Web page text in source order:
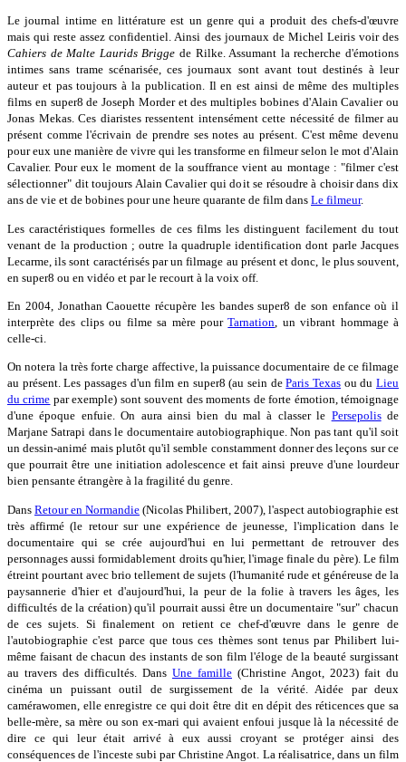
Le journal intime en littérature est un genre qui a produit des chefs-d'œuvre
mais qui reste assez confidentiel. Ainsi des journaux de Michel Leiris voir des
Cahiers de Malte Laurids Brigge de Rilke. Assumant la recherche d'émotions
intimes sans trame scénarisée, ces journaux sont avant tout destinés à leur
auteur et pas toujours à la publication. Il en est ainsi de même des multiples
films en super8 de Joseph Morder et des multiples bobines d'Alain Cavalier ou
Jonas Mekas. Ces diaristes ressentent intensément cette nécessité de filmer au
présent comme l'écrivain de prendre ses notes au présent. C'est même devenu
pour eux une manière de vivre qui les transforme en filmeur selon le mot d'Alain
Cavalier. Pour eux le moment de la souffrance vient au montage : "filmer c'est
sélectionner" dit toujours Alain Cavalier qui doit se résoudre à choisir dans dix
ans de vie et de bobines pour une heure quarante de film dans Le filmeur.
Les caractéristiques formelles de ces films les distinguent facilement du tout
venant de la production ; outre la quadruple identification dont parle Jacques
Lecarme, ils sont caractérisés par un filmage au présent et donc, le plus souvent,
en super8 ou en vidéo et par le recourt à la voix off.
En 2004, Jonathan Caouette récupère les bandes super8 de son enfance où il
interprète des clips ou filme sa mère pourTarnation , un vibrant hommage à
celle-ci.
On notera la très forte charge affective, la puissance documentaire de ce filmage
au présent. Les passages d'un film en super8 (au sein deParis Texas ou duLieu
du crime par exemple) sont souvent des moments de forte émotion, témoignage
d'une époque enfuie. On aura ainsi bien du mal à classer le Persepolisde
Marjane Satrapi dans le documentaire autobiographique. Non pas tant qu'il soit
un dessin-animé mais plutôt qu'il semble constamment donner des leçons sur ce
que pourrait être une initiation adolescence et fait ainsi preuve d'une lourdeur
bien pensante étrangère à la fragilité du genre.
Dans Retour en Normandie (Nicolas Philibert, 2007), l'aspect autobiographie est
très affirmé (le retour sur une expérience de jeunesse, l'implication dans le
documentaire qui se crée aujourd'hui en lui permettant de retrouver des
personnages aussi formidablement droits qu'hier, l'image finale du père). Le film
étreint pourtant avec brio tellement de sujets (l'humanité rude et généreuse de la
paysannerie d'hier et d'aujourd'hui, la peur de la folie à travers les âges, les
difficultés de la création) qu'il pourrait aussi être un documentaire "sur" chacun
de ces sujets. Si finalement on retient ce chef-d'œuvre dans le genre de
l'autobiographie c'est parce que tous ces thèmes sont tenus par Philibert lui-
même faisant de chacun des instants de son film l'éloge de la beauté surgissant
au travers des difficultés. Dans Une famille (Christine Angot, 2023) fait du
cinéma un puissant outil de surgissement de la vérité. Aidée par deux
camérawomen, elle enregistre ce qui doit être dit en dépit des réticences que sa
belle-mère, sa mère ou son ex-mari qui avaient enfoui jusque là la nécessité de
dire ce qui leur était arrivé à eux aussi croyant se protéger ainsi des
conséquences de l'inceste subi par Christine Angot. La réalisatrice, dans un film